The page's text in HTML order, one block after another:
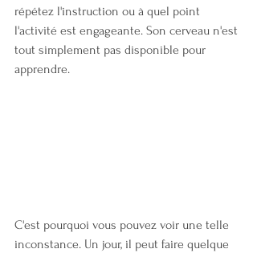
répétez l'instruction ou à quel point
l'activité est engageante. Son cerveau n'est
tout simplement pas disponible pour
apprendre.
C'est pourquoi vous pouvez voir une telle
inconstance. Un jour, il peut faire quelque